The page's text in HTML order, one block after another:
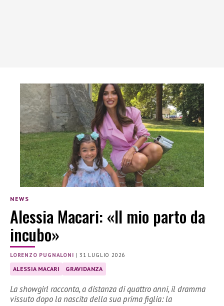
NEWS
Alessia Macari: «Il mio parto da
incubo»
LORENZO PUGNALONI |31 LUGLIO 2026
ALESSIA MACARI GRAVIDANZA
La showgirl racconta, a distanza di quattro anni, il dramma
vissuto dopo la nascita della sua prima figlia: la